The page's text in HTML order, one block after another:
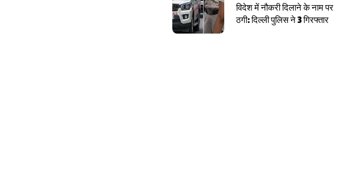
विदेश में नौकरी दिलाने के नाम पर
ठगी: दिल्ली पुलिस ने 3 गिरफ्तार